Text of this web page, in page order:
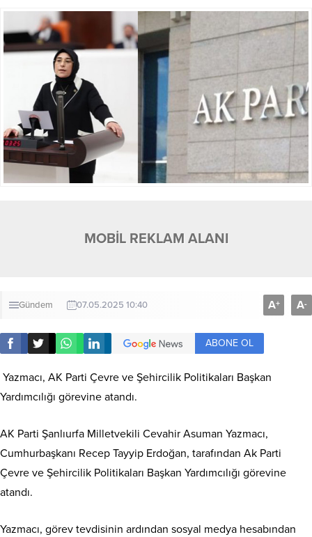
MOBİL REKLAM ALANI
Gündem 07.05.2025 10:40 A+ A-
ABONE OL
Yazmacı, AK Parti Çevre ve Şehircilik Politikaları Başkan
Yardımcılığı görevine atandı.
AK Parti Şanlıurfa Milletvekili Cevahir Asuman Yazmacı,
Cumhurbaşkanı Recep Tayyip Erdoğan, tarafından Ak Parti
Çevre ve Şehircilik Politikaları Başkan Yardımcılığı görevine
atandı.
Yazmacı, görev tevdisinin ardından sosyal medya hesabından